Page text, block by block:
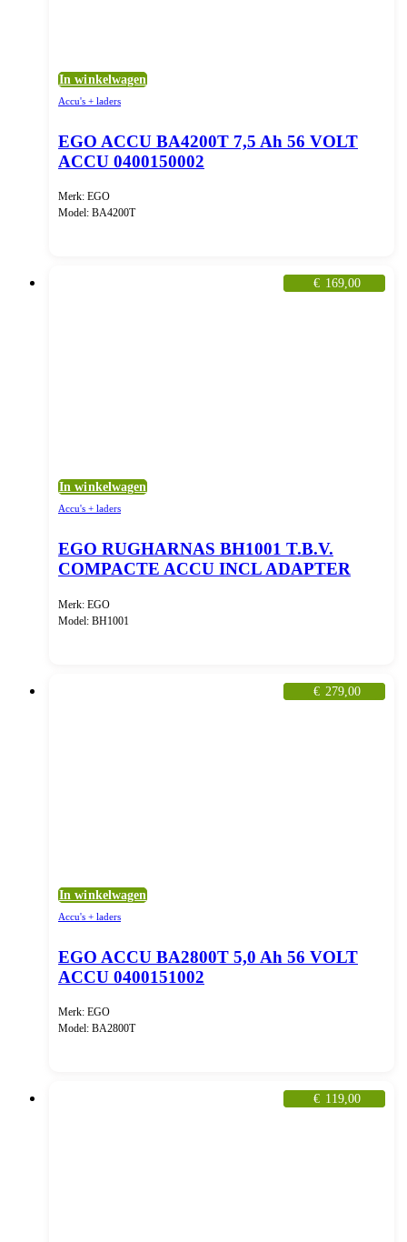
In winkelwagen
Accu's + laders
EGO ACCU BA4200T 7,5 Ah 56 VOLT
ACCU 0400150002
Merk: EGO
Model: BA4200T
€ 169,00
In winkelwagen
Accu's + laders
EGO RUGHARNAS BH1001 T.B.V.
COMPACTE ACCU INCL ADAPTER
Merk: EGO
Model: BH1001
€ 279,00
In winkelwagen
Accu's + laders
EGO ACCU BA2800T 5,0 Ah 56 VOLT
ACCU 0400151002
Merk: EGO
Model: BA2800T
€ 119,00